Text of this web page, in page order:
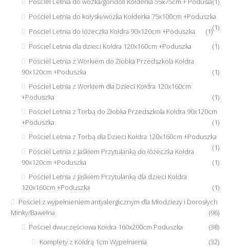
Pościel Letnia do kołyski/wózka Kołderka 75x100cm +Poduszka
(1)
Pościel Letnia do łóżeczka Kołdra 90x120cm +Poduszka
(1)
Pościel Letnia dla dzieci Kołdra 120x160cm +Poduszka
(1)
Pościel Letnia z Workiem do Żłobka Przedszkola Kołdra
90x120cm +Poduszka
(1)
Pościel Letnia z Workiem dla Dzieci Kołdra 120x160cm
+Poduszka
(1)
Pościel Letnia z Torbą do Żłobka Przedszkola Kołdra 90x120cm
+Poduszka
(1)
Pościel Letnia z Torbą dla Dzieci Kołdra 120x160cm +Poduszka
(1)
Pościel Letnia z Jaśkiem Przytulanką do łóżeczka Kołdra
90x120cm +Poduszka
(1)
Pościel Letnia z Jaśkiem Przytulanką dla dzieci Kołdra
120x160cm +Poduszka
(1)
Pościel z wypełnieniem antyalergicznym dla Młodzieży i Dorosłych
Minky/Bawełna
(96)
Pościel dwuczęściowa Kołdra 160x200cm Poduszka
(38)
Komplety z Kołdrą 1cm Wypełnienia
(32)